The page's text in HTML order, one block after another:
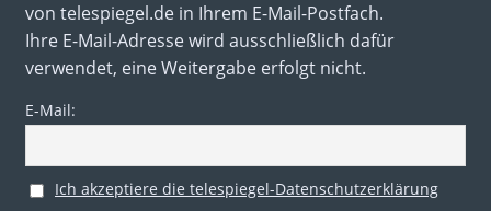
von telespiegel.de in Ihrem E-Mail-Postfach.
Ihre E-Mail-Adresse wird ausschließlich dafür
verwendet, eine Weitergabe erfolgt nicht.
E-Mail:
Ich akzeptiere die telespiegel-Datenschutzerklärung